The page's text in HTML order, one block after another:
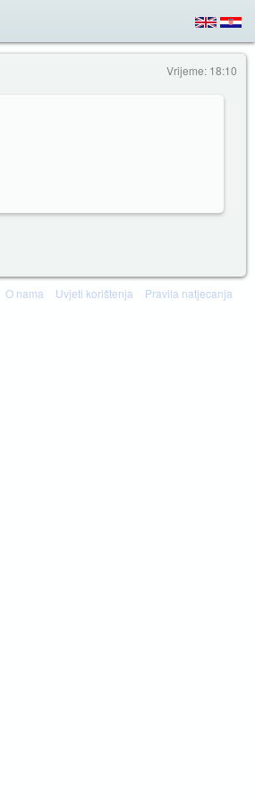
Vrijeme: 18:10
O nama Uvjeti korištenja Pravila natjecanja